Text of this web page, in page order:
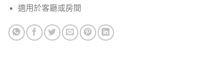
適用於客廳或房間